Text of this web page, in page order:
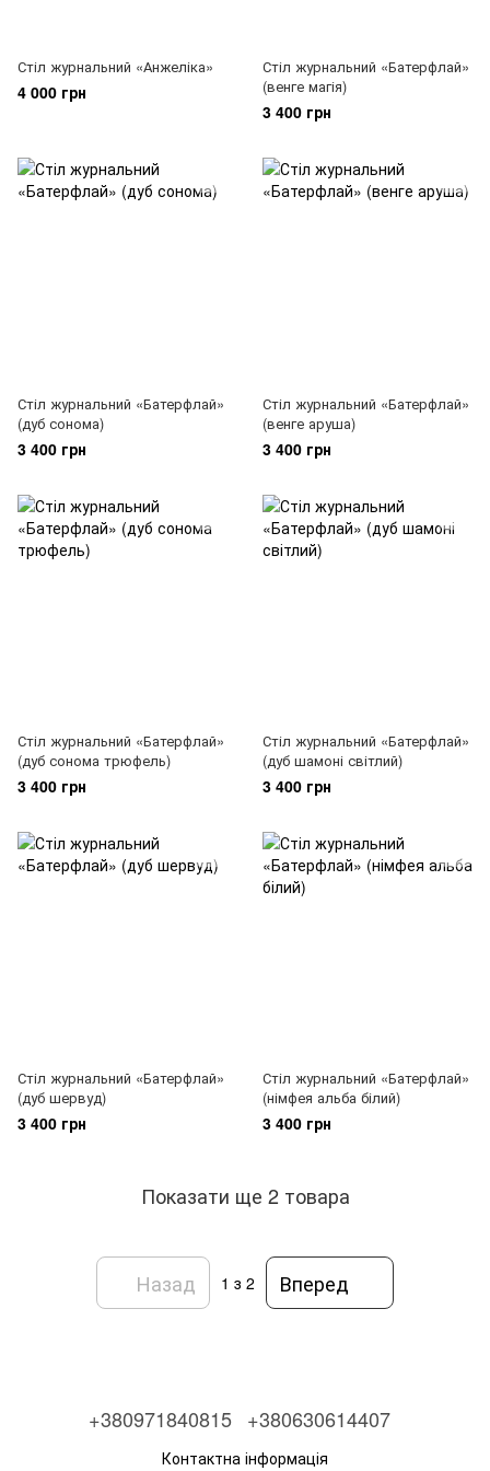
Стіл журнальний «Анжеліка»
4 000 грн
Стіл журнальний «Батерфлай»
(венге магія)
3 400 грн
Стіл журнальний «Батерфлай»
(дуб сонома)
3 400 грн
Стіл журнальний «Батерфлай»
(венге аруша)
3 400 грн
Стіл журнальний «Батерфлай»
(дуб сонома трюфель)
3 400 грн
Стіл журнальний «Батерфлай»
(дуб шамоні світлий)
3 400 грн
Стіл журнальний «Батерфлай»
(дуб шервуд)
3 400 грн
Стіл журнальний «Батерфлай»
(німфея альба білий)
3 400 грн
Показати ще 2 товара
Назад 1 з 2 Вперед
+380971840815 +380630614407
Контактна інформація